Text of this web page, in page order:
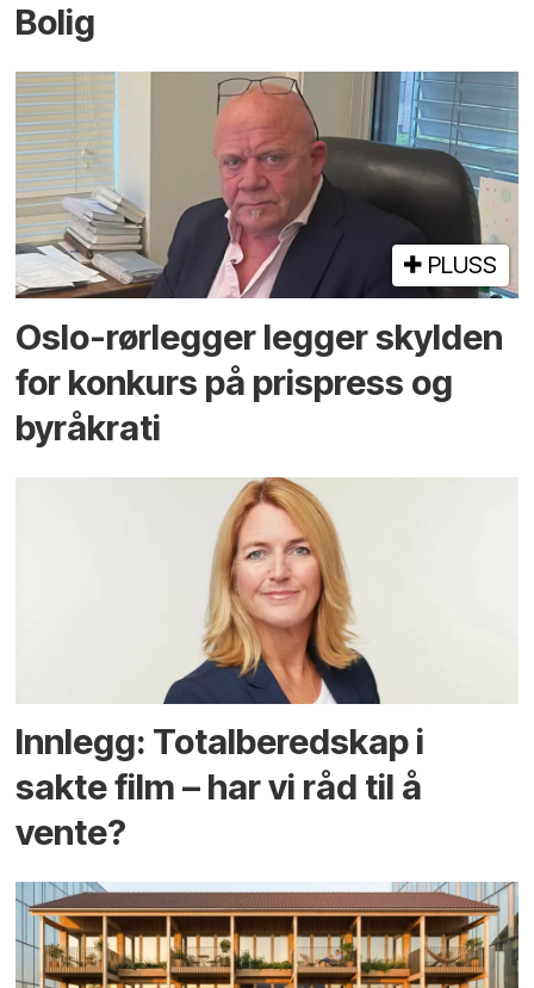
Bolig
PLUSS
Oslo-rørlegger legger skylden
for konkurs på prispress og
byråkrati
Innlegg: Totalberedskap i
sakte film – har vi råd til å
vente?